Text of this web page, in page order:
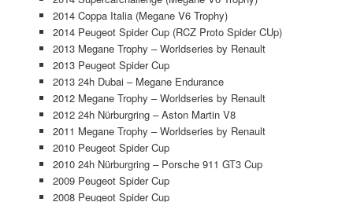
2014 Coppa Italia (Megane V6 Trophy)
2014 Peugeot Spider Cup (RCZ Proto Spider CUp)
2013 Megane Trophy – Worldseries by Renault
2013 Peugeot Spider Cup
2013 24h Dubai – Megane Endurance
2012 Megane Trophy – Worldseries by Renault
2012 24h Nürburgring – Aston Martin V8
2011 Megane Trophy – Worldseries by Renault
2010 Peugeot Spider Cup
2010 24h Nürburgring – Porsche 911 GT3 Cup
2009 Peugeot Spider Cup
2008 Peugeot Spider Cup